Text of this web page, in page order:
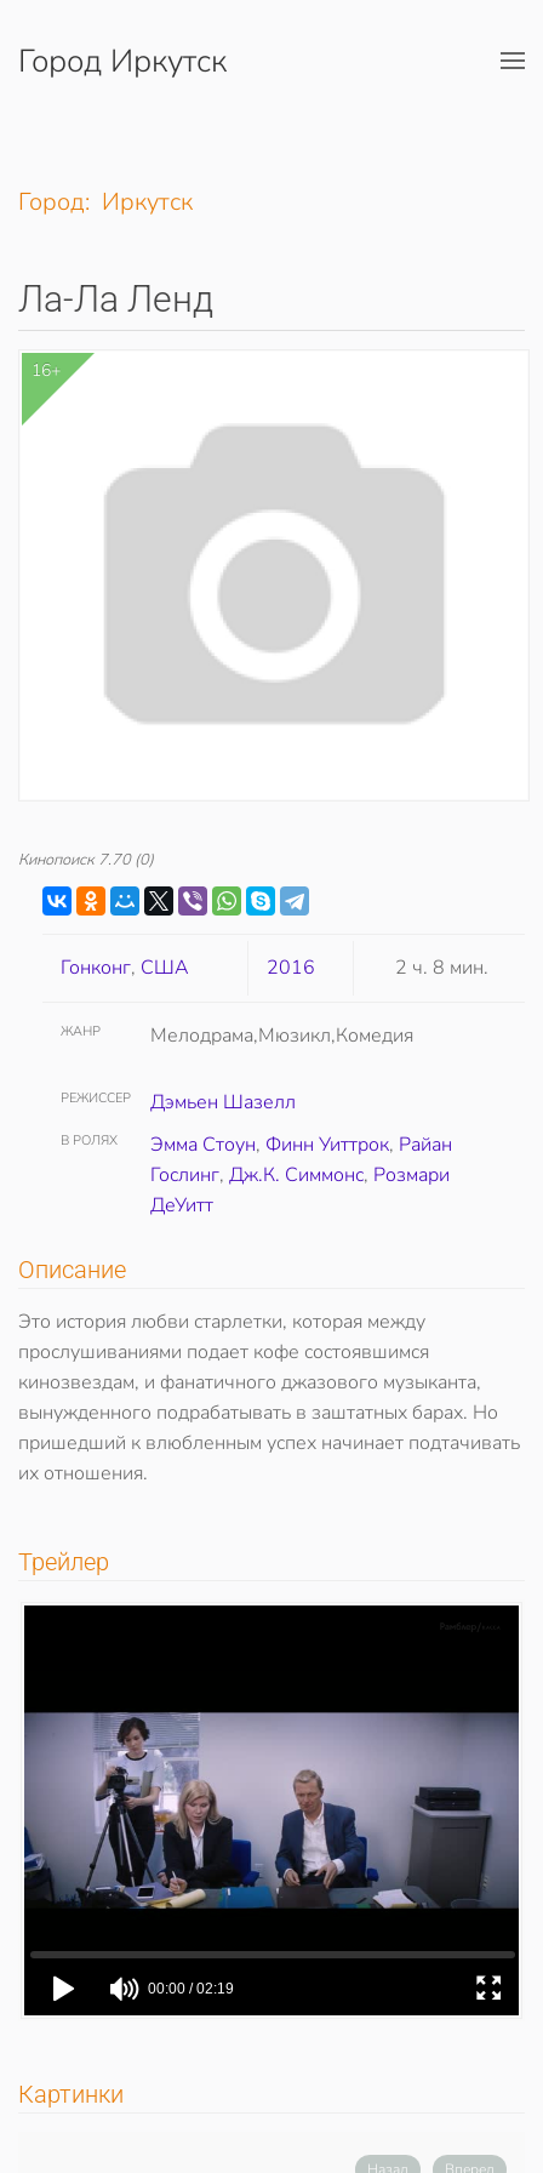
Перейти к содержимому
Город Иркутск
Город: Иркутск
Ла-Ла Ленд
16+
Кинопоиск 7.70(0)
Гонконг, США 2016 2 ч. 8 мин.
ЖАНР Мелодрама,Мюзикл,Комедия
РЕЖИССЕР Дэмьен Шазелл
В РОЛЯХ Эмма Стоун, Финн Уиттрок, Райан
Гослинг, Дж.К. Симмонс, Розмари
ДеУитт
Описание
Это история любви старлетки, которая между
прослушиваниями подает кофе состоявшимся
кинозвездам, и фанатичного джазового музыканта,
вынужденного подрабатывать в заштатных барах. Но
пришедший к влюбленным успех начинает подтачивать
их отношения.
Трейлер
Картинки